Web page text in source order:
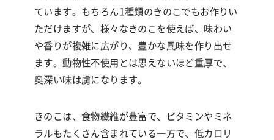
ています。もちろん1種類のきのこでもお作りい
ただけますが、様々なきのこを使えば、味わい
や香りが複雑に広がり、豊かな風味を作り出せ
ます。動物性不使用とは思えないほど重厚で、
奥深い味は虜になります。
きのこは、食物繊維が豊富で、ビタミンやミネ
ラルもたくさん含まれている一方で、低カロリ